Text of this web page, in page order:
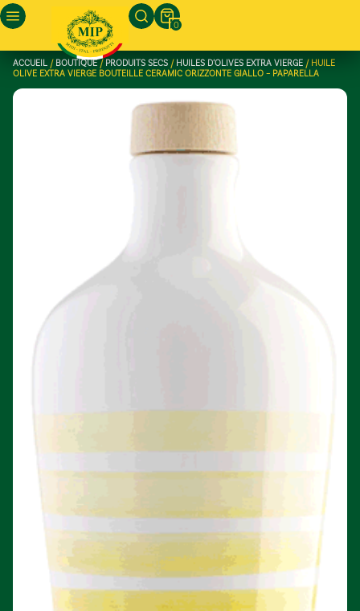
0
ACCUEIL / BOUTIQUE/ PRODUITS SECS / HUILES D’OLIVES EXTRA VIERGE / HUILE
OLIVE EXTRA VIERGE BOUTEILLE CERAMIC ORIZZONTE GIALLO – PAPARELLA